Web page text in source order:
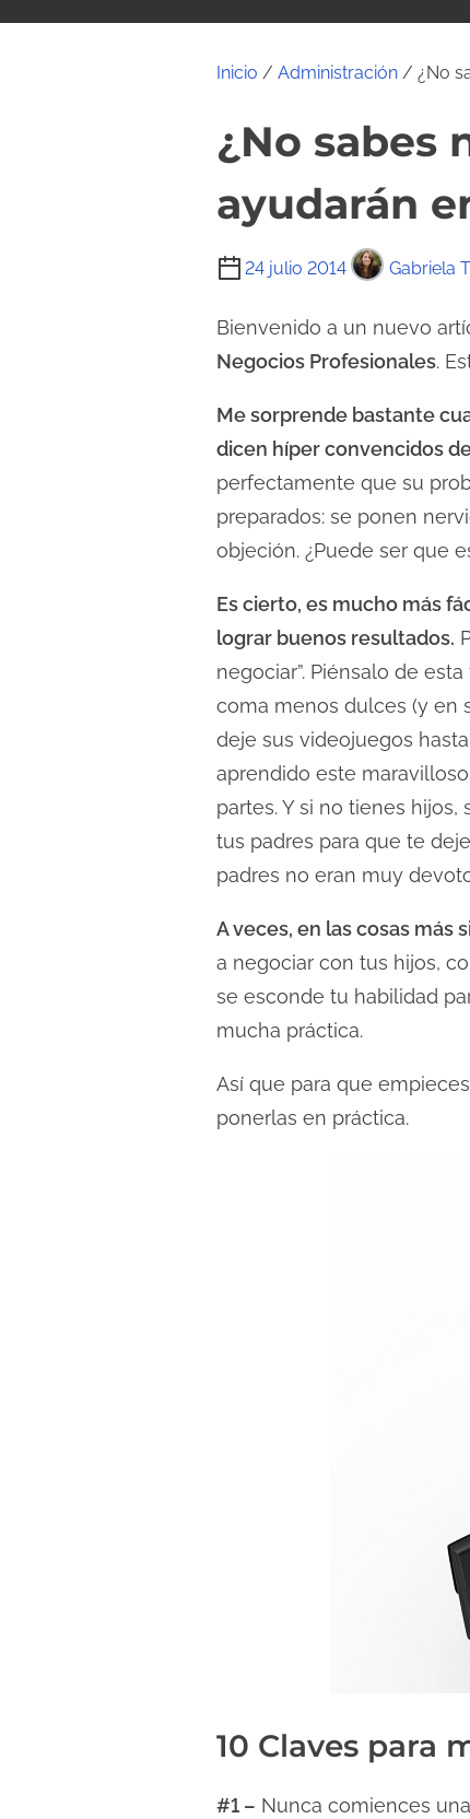
Inicio / Administración / ¿No
¿No sabes
ayudarán
24 julio 2014 Gabriela
T
e
m
o
d
e
t
u
e
l
a
e
n
r
a
d
a
Bienvenido a un nuevo
Negocios Profesionales.
Me sorprende bastante
dicen híper convencidos
perfectamente que su
preparados: se ponen
objeción. ¿Puede ser que
Es cierto, es mucho más
lograr buenos resultados.
negociar”. Piénsalo de
coma menos dulces (y en
deje sus videojuegos
aprendido este
partes. Y si no tienes
tus padres para que te
padres no eran muy
A veces, en las cosas
a negociar con tus hijos,
se esconde tu habilidad
mucha práctica.
Así que para que
ponerlas en práctica.
10 Claves para
#1 – Nunca comiences